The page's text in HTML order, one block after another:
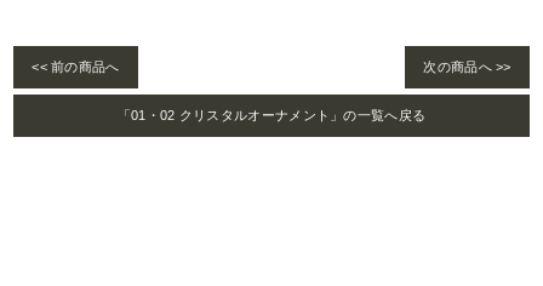
<< 前の商品へ 次の商品へ >>
「01・02 クリスタルオーナメント」の一覧へ戻る